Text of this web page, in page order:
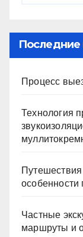
Последние
Процесс
Технология
особенности
Частные
маршруты и